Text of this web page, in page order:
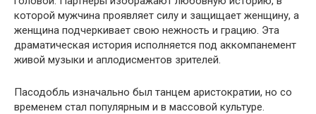
которой мужчина проявляет силу и защищает женщину, а
женщина подчеркивает свою нежность и грацию. Эта
драматическая история исполняется под аккомпанемент
живой музыки и аплодисментов зрителей.
Пасодобль изначально был танцем аристократии, но со
временем стал популярным и в массовой культуре.